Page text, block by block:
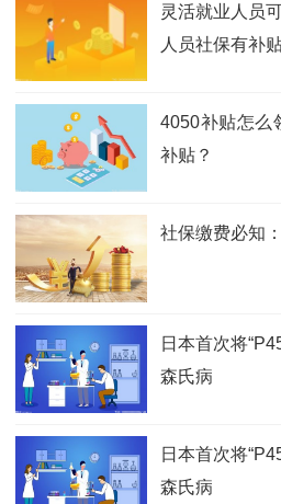
灵活就业人员
人员社保有补
4050补贴怎么
补贴？
社保缴费必知
日本首次将
森氏病
日本首次将
森氏病